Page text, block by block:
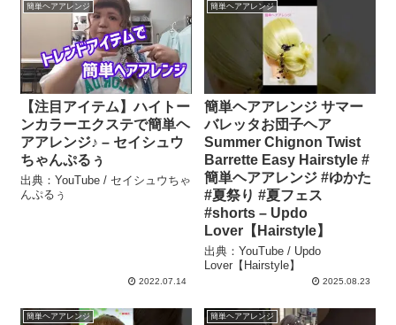
簡単ヘアアレンジ
【注目アイテム】ハイトー
ンカラーエクステで簡単ヘ
アアレンジ♪ – セイシュウ
ちゃんぷるぅ
出典：YouTube / セイシュウちゃ
んぷるぅ
2022.07.14
簡単ヘアアレンジ
簡単ヘアアレンジ サマー
バレッタお団子ヘア
Summer Chignon Twist
Barrette Easy Hairstyle #
簡単ヘアアレンジ #ゆかた
#夏祭り #夏フェス
#shorts – Updo
Lover【Hairstyle】
出典：YouTube / Updo
Lover【Hairstyle】
2025.08.23
簡単ヘアアレンジ 簡単ヘアアレンジ